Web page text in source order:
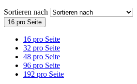
Sortieren nach
16 pro Seite
16 pro Seite
32 pro Seite
48 pro Seite
96 pro Seite
192 pro Seite